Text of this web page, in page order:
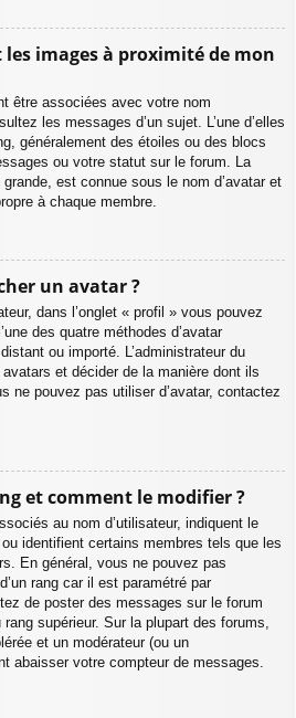
images à proximité de mon
être associées avec votre nom
les messages d’un sujet. L’une d’elles
généralement des étoiles ou des blocs
ou votre statut sur le forum. La
est connue sous le nom d’avatar et
à chaque membre.
un avatar ?
dans l’onglet « profil » vous pouvez
des quatre méthodes d’avatar
ou importé. L’administrateur du
et décider de la manière dont ils
ne pouvez pas utiliser d’avatar, contactez
et comment le modifier ?
au nom d’utilisateur, indiquent le
identifient certains membres tels que les
En général, vous ne pouvez pas
rang car il est paramétré par
de poster des messages sur le forum
supérieur. Sur la plupart des forums,
et un modérateur (ou un
abaisser votre compteur de messages.